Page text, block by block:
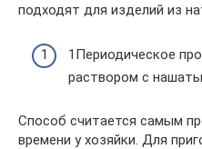
подходят для изделий из
1Периодическое
раствором с
Способ считается самым
времени у хозяйки. Для